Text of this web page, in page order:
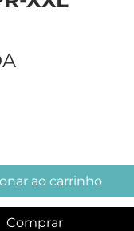
Preço
ao carrinho
Comprar